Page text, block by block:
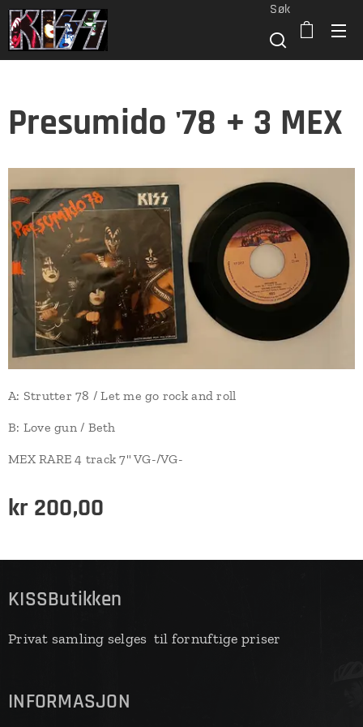
Søk
Presumido '78 + 3 MEX
A: Strutter 78 / Let me go rock and roll
B: Love gun / Beth
MEX RARE 4 track 7" VG-/VG-
kr 200,00
KISSButikken
Privat samling selges til fornuftige priser
INFORMASJON